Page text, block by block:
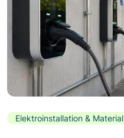
Elektroinstallation & Material